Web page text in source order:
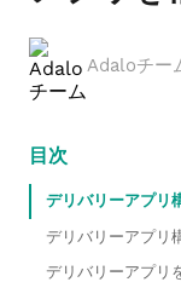
Adaloチー
目次
デリバリーアプリ
デリバリーアプリ
デリバリーアプリ